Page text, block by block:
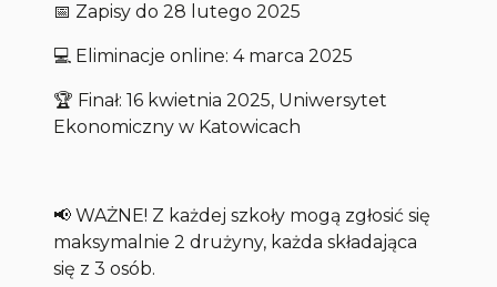
📅 Zapisy do 28 lutego 2025
💻 Eliminacje online: 4 marca 2025
🏆 Finał: 16 kwietnia 2025, Uniwersytet
Ekonomiczny w Katowicach
📢 WAŻNE! Z każdej szkoły mogą zgłosić się
maksymalnie 2 drużyny, każda składająca
się z 3 osób.